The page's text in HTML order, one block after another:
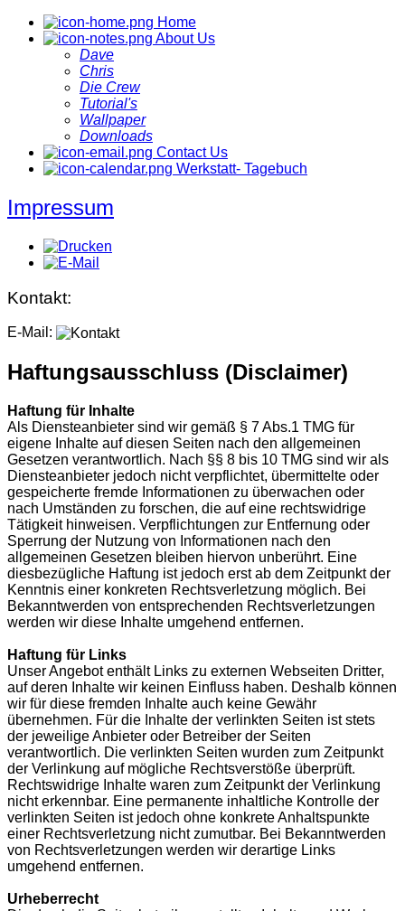
Home
About Us
Dave
Chris
Die Crew
Tutorial's
Wallpaper
Downloads
Contact Us
Werkstatt- Tagebuch
Impressum
Kontakt:
E-Mail:
Haftungsausschluss (Disclaimer)
Haftung für Inhalte
Als Diensteanbieter sind wir gemäß § 7 Abs.1 TMG für
eigene Inhalte auf diesen Seiten nach den allgemeinen
Gesetzen verantwortlich. Nach §§ 8 bis 10 TMG sind wir als
Diensteanbieter jedoch nicht verpflichtet, übermittelte oder
gespeicherte fremde Informationen zu überwachen oder
nach Umständen zu forschen, die auf eine rechtswidrige
Tätigkeit hinweisen. Verpflichtungen zur Entfernung oder
Sperrung der Nutzung von Informationen nach den
allgemeinen Gesetzen bleiben hiervon unberührt. Eine
diesbezügliche Haftung ist jedoch erst ab dem Zeitpunkt der
Kenntnis einer konkreten Rechtsverletzung möglich. Bei
Bekanntwerden von entsprechenden Rechtsverletzungen
werden wir diese Inhalte umgehend entfernen.
Haftung für Links
Unser Angebot enthält Links zu externen Webseiten Dritter,
auf deren Inhalte wir keinen Einfluss haben. Deshalb können
wir für diese fremden Inhalte auch keine Gewähr
übernehmen. Für die Inhalte der verlinkten Seiten ist stets
der jeweilige Anbieter oder Betreiber der Seiten
verantwortlich. Die verlinkten Seiten wurden zum Zeitpunkt
der Verlinkung auf mögliche Rechtsverstöße überprüft.
Rechtswidrige Inhalte waren zum Zeitpunkt der Verlinkung
nicht erkennbar. Eine permanente inhaltliche Kontrolle der
verlinkten Seiten ist jedoch ohne konkrete Anhaltspunkte
einer Rechtsverletzung nicht zumutbar. Bei Bekanntwerden
von Rechtsverletzungen werden wir derartige Links
umgehend entfernen.
Urheberrecht